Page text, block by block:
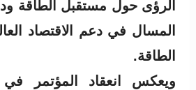
الرؤى حول مستقبل الطاقة
المسال في دعم الاقتصاد
الطاقة.
ويعكس انعقاد المؤتمر في